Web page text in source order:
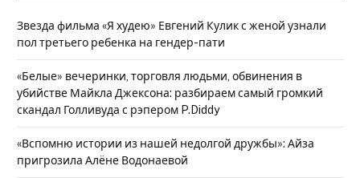
Звезда фильма «Я худею» Евгений Кулик с женой узнали
пол третьего ребенка на гендер-пати
«Белые» вечеринки, торговля людьми, обвинения в
убийстве Майкла Джексона: разбираем самый громкий
скандал Голливуда с рэпером P.Diddy
«Вспомню истории из нашей недолгой дружбы»: Айза
пригрозила Алёне Водонаевой